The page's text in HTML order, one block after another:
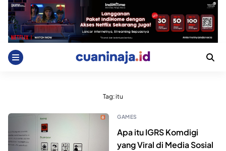
Skip
content
Tag: itu
GAMES
Apa itu IGRS Komdigi
yang Viral di Media Sosial